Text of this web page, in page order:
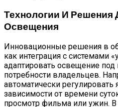
Технологии И Решения
Освещения
Инновационные решения в
как интеграция с системами
адаптировать освещение
потребности владельцев.
автоматически регулировать
зависимости от времени
просмотр фильма или ужин. В